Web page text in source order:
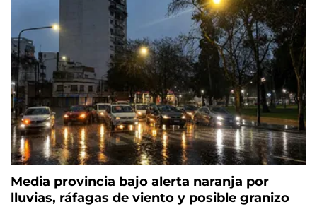
Media provincia bajo alerta naranja por
lluvias, ráfagas de viento y posible granizo